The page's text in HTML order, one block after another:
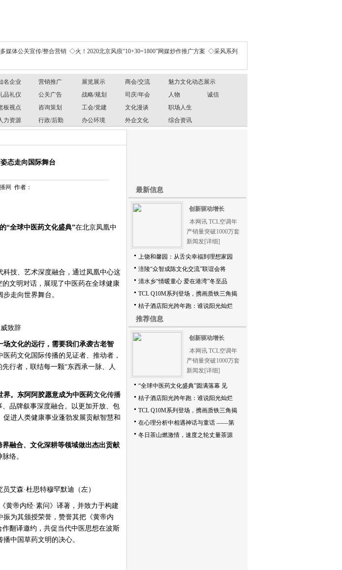
媒体公关宣传/整合营销 ◇火！2020北京风痕“10+30=1800”网媒炒作推广方案 ◇采风系列
名企业 营销推广 展览展示 商会/交流
魅力文化动态展示
品礼仪 公关广告 战略/规划 司庆/年会 人物
诚信
板视点 咨询策划 工会/党建 文化漫谈
职场人生
力资源 行政/后勤 办公环境 外企文化 综合资讯
态走向国际舞台
网 作者：
“全球中医药文化盛典”在北京凤凰中
技、艺术深度融合，通过凤凰中心这
文明对话，展现了中医药在全球健康
走向世界舞台。
致辞
场文化的远行，需要我们承袭古老智
医药文化国际传播的见证者、推动者，
行者，联结每一颗“东西承一脉、人
界。东阿阿胶愿意成为中医药文化传播
品牌叙事深度融合。以更加开放、包
进人类健康事业蓬勃发展贡献智慧和
融合、文化深耕等领域做出杰出贡献
络。
艾森·杜思特穆罕默迪（左）
黄帝内经·素问》译著，并致力于构建
为其颁授荣誉，赞誉其把《黄帝内
翻译邀约，共促当代中医思想在波斯
中国草药文明的决心。
最新信息
创新驱动增长
本网讯 TCL空调年
产销量突破1000万套
新闻发[详细]
上饶和馨园：从舌尖幸福到理想家园
涪陵“众智成陈文化交流”联谊会将
清水乡“情暖童心 爱在港湾”冬至品
TCL Q10M系列登场，携画质铁三角揭
桔子酒店阳光跨年跑：谁说阳光灿烂
推荐信息
创新驱动增长
本网讯 TCL空调年
产销量突破1000万套
新闻发[详细]
“全球中医药文化盛典”圆满落幕 见
桔子酒店阳光跨年跑：谁说阳光灿烂
TCL Q10M系列登场，携画质铁三角揭
在心理分析中相遇神话与童话 ——第
冬日茶山燃激情，速度之轮丈量茶源